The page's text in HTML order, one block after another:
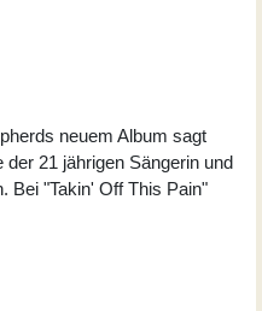
neuem Album sagt
21 jährigen Sängerin und
Bei "Takin' Off This Pain"